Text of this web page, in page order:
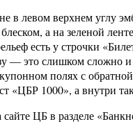
левом верхнем углу
а на зеленой
есть у строчки
— это слишком сложно
полях с
«ЦБР 1000», а внутри
ЦБ в разделе